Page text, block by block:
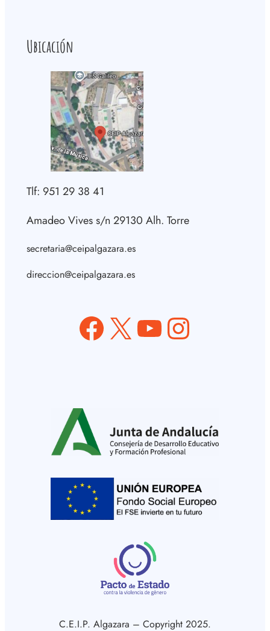
Ubicación
Tlf: 951 29 38 41
Amadeo Vives s/n 29130 Alh. Torre
secretaria@ceipalgazara.es
direccion@ceipalgazara.es
Facebook X YouTube Instagram
C.E.I.P. Algazara – Copyright 2025.